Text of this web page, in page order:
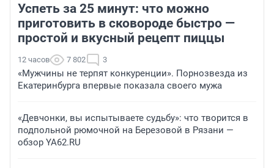
Успеть за 25 минут: что можно
приготовить в сковороде быстро —
простой и вкусный рецепт пиццы
12 часов 7 802 3
«Мужчины не терпят конкуренции». Порнозвезда из
Екатеринбурга впервые показала своего мужа
«Девчонки, вы испытываете судьбу»: что творится в
подпольной рюмочной на Березовой в Рязани —
обзор YA62.RU